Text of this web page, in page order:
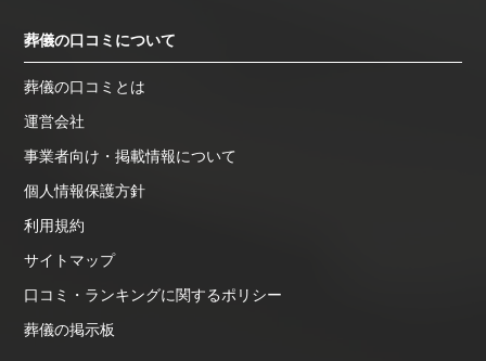
葬儀の口コミについて
葬儀の口コミとは
運営会社
事業者向け・掲載情報について
個人情報保護方針
利用規約
サイトマップ
口コミ・ランキングに関するポリシー
葬儀の掲示板